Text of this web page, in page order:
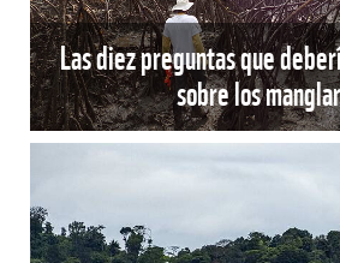
Las diez preguntas que
sobre los